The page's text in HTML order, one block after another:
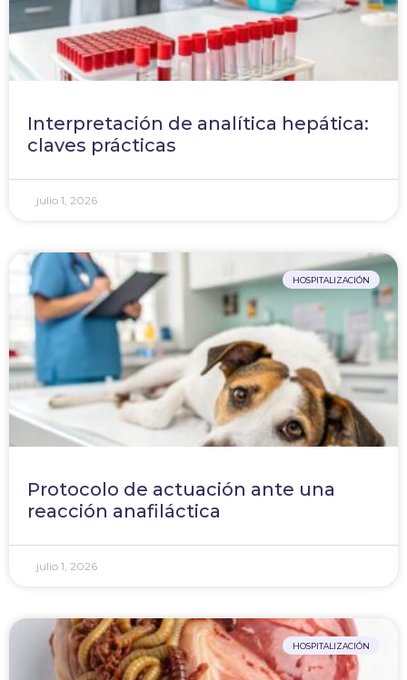
Interpretación de analítica hepática:
claves prácticas
julio 1, 2026
HOSPITALIZACIÓN
Protocolo de actuación ante una
reacción anafiláctica
julio 1, 2026
HOSPITALIZACIÓN